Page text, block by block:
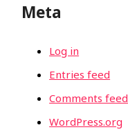
Meta
Log in
Entries feed
Comments feed
WordPress.org